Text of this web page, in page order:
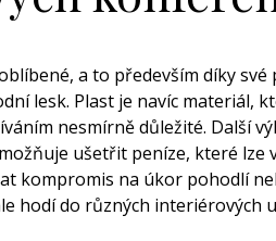
a to především díky
lesk. Plast je navíc materiál,
nesmírně důležité. Další
ušetřit peníze, které lze
kompromis na úkor pohodlí
hodí do různých interiérových